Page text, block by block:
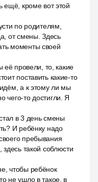
ещё, кроме вот этой
по родителям,
от смены. Здесь
моменты своей
провели, то, какие
поставить какие-то
а к этому ли мы
чего-то достигли. Я
в 3 день смены
И ребёнку надо
пребывания
такой соблюсти
чтобы ребёнок
не ушло в такое, в